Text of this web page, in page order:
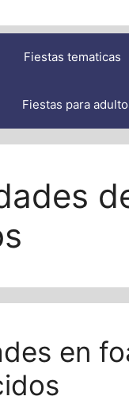
Fiestas tematicas
Fiestas para
en